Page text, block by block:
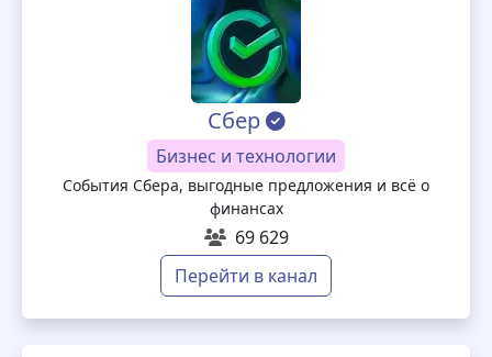
Сбер
Бизнес и технологии
События Сбера, выгодные предложения и всё о
финансах
69 629
Перейти в канал